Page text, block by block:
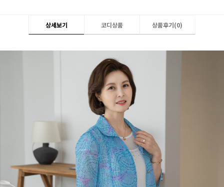
상세보기 코디상품 상품후기(0)